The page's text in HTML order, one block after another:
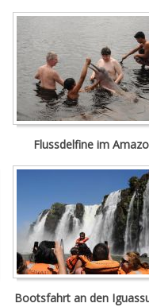
Flussdelfine im
Bootsfahrt an den